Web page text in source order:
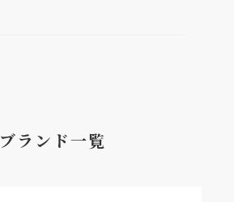
ブランド一覧